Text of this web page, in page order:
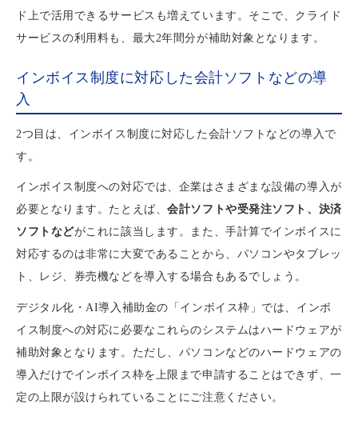
ド上で活用できるサービスも増えています。そこで、クライド
サービスの利用料も、最大2年間分が補助対象となります。
インボイス制度に対応した会計ソフトなどの導
入
2つ目は、インボイス制度に対応した会計ソフトなどの導入で
す。
インボイス制度への対応では、企業はさまざまな設備の導入が
必要となります。たとえば、会計ソフトや受発注ソフト、決済
ソフトなどがこれに該当します。また、手計算でインボイスに
対応するのは非常に大変であることから、パソコンやタブレッ
ト、レジ、券売機などを導入する場合もあるでしょう。
デジタル化・AI導入補助金の「インボイス枠」では、インボ
イス制度への対応に必要なこれらのシステムはハードウェアが
補助対象となります。ただし、パソコンなどのハードウェアの
導入だけでインボイス枠を上限まで申請することはできず、一
定の上限が設けられていることにご注意ください。